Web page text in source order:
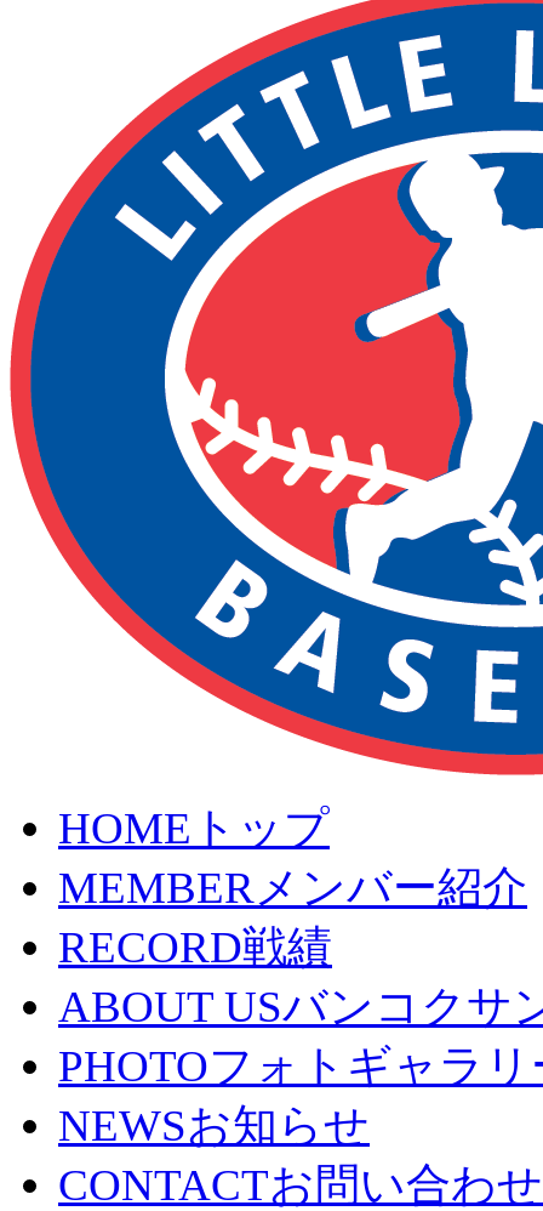
HOME トップ
MEMBERメンバー紹介
RECORD戦績
ABOUT USバンコクサ
PHOTOフォトギャラリ
NEWSお知らせ
CONTACTお問い合わせ